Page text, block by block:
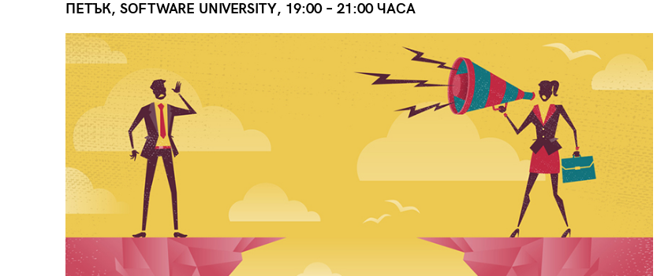
ПЕТЪК, SOFTWARE UNIVERSITY, 19:00 – 21:00 ЧАСА